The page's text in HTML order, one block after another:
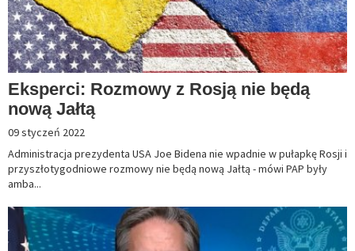
Eksperci: Rozmowy z Rosją nie będą
nową Jałtą
09 styczeń 2022
Administracja prezydenta USA Joe Bidena nie wpadnie w pułapkę Rosji i
przyszłotygodniowe rozmowy nie będą nową Jałtą - mówi PAP były
amba...